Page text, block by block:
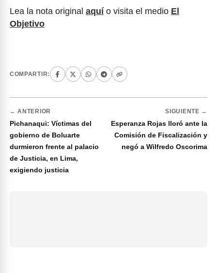
Lea la nota original aquí o visita el medio El
Objetivo
COMPARTIR:
← ANTERIOR
Pichanaqui: Víctimas del
gobierno de Boluarte
durmieron frente al palacio
de Justicia, en Lima,
exigiendo justicia
SIGUIENTE →
Esperanza Rojas lloró ante la
Comisión de Fiscalización y
negó a Wilfredo Oscorima